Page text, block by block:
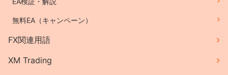
無料EA（キャンペーン）
FX関連用語
XM Trading